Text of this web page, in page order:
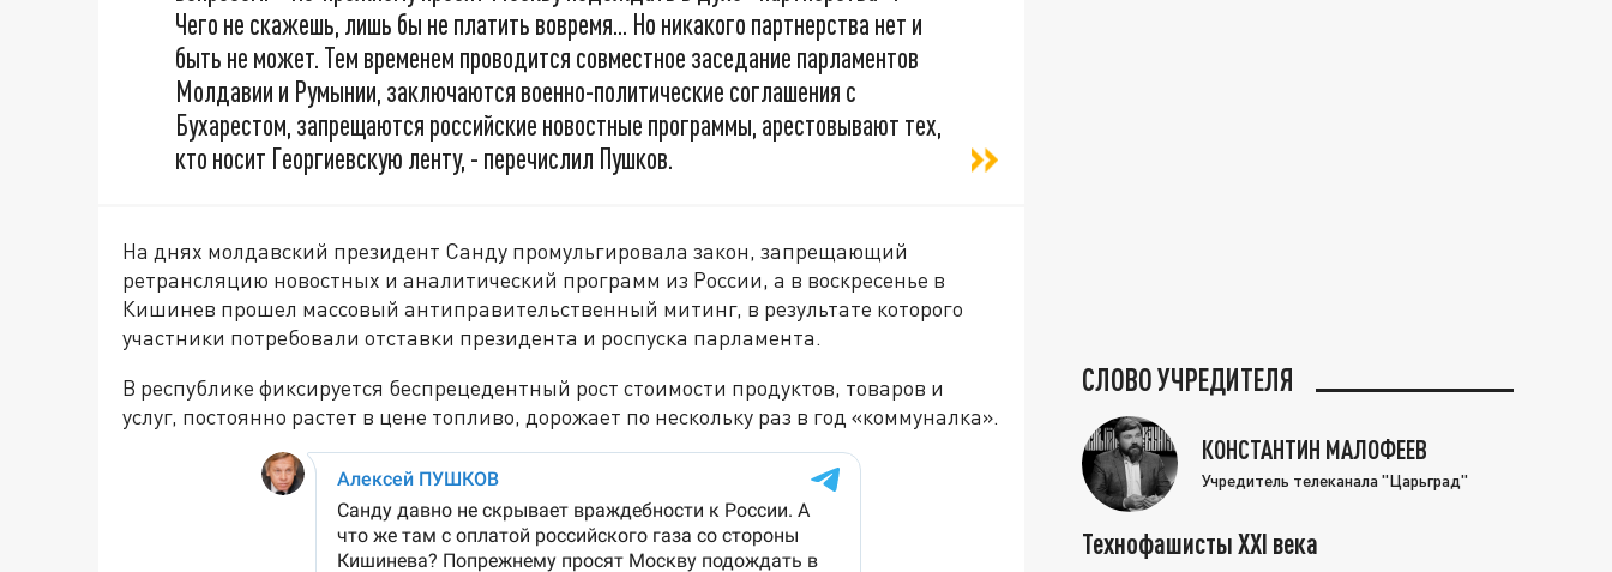
Чего не скажешь, лишь бы не платить вовремя... Но никакого партнерства нет и
быть не может. Тем временем проводится совместное заседание парламентов
Молдавии и Румынии, заключаются военно-политические соглашения с
Бухарестом, запрещаются российские новостные программы, арестовывают тех,
кто носит Георгиевскую ленту, - перечислил Пушков.
На днях молдавский президент Санду промульгировала закон, запрещающий
ретрансляцию новостных и аналитический программ из России, а в воскресенье в
Кишинев прошел массовый антиправительственный митинг, в результате которого
участники потребовали отставки президента и роспуска парламента.
В республике фиксируется беспрецедентный рост стоимости продуктов, товаров и
услуг, постоянно растет в цене топливо, дорожает по нескольку раз в год «коммуналка».
СЛОВО УЧРЕДИТЕЛЯ
КОНСТАНТИН МАЛОФЕЕВ
Учредитель телеканала "Царьград"
Технофашисты XXI века